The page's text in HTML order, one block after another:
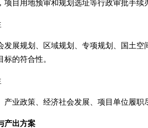
项目用地预审和规划选址等行政审批手续
发展规划、区域规划、专项规划、国土
的符合性。
产业政策、经济社会发展、项目单位履
产出方案